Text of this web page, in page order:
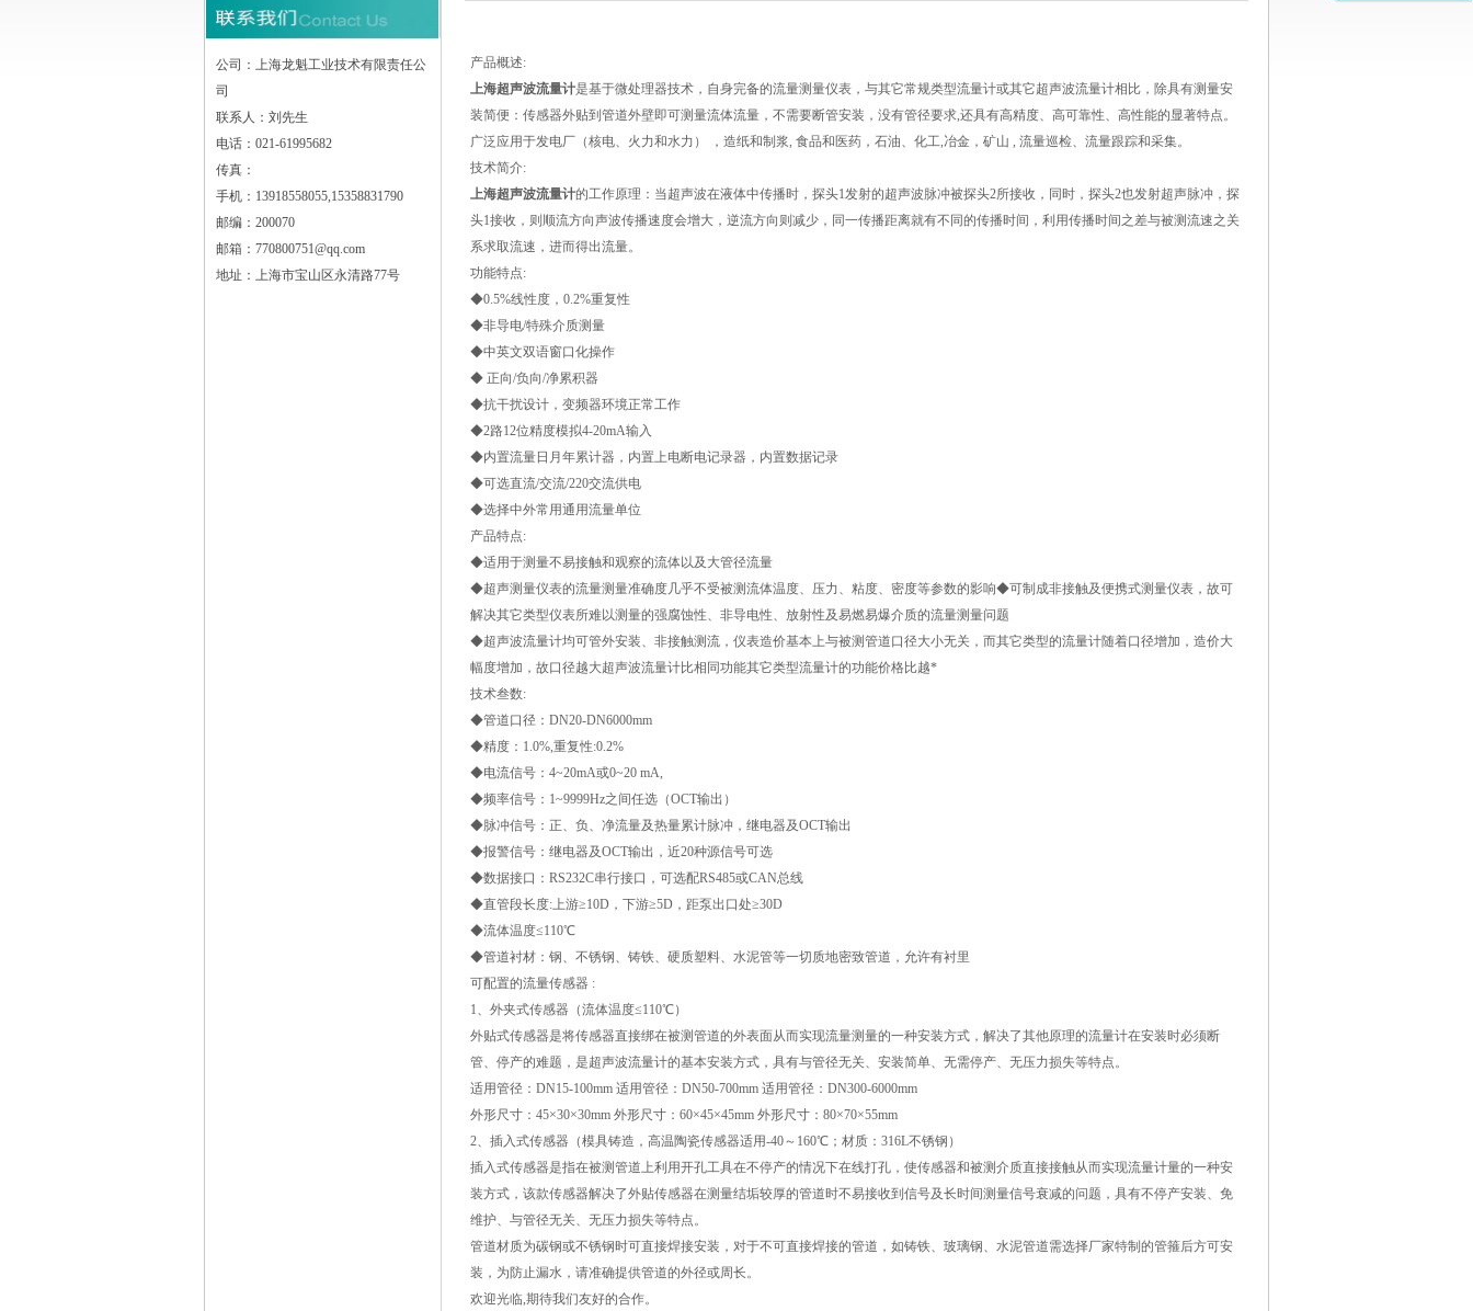
公司：上海龙魁工业技术有限责任公
司
联系人：刘先生
电话：021-61995682
传真：
手机：13918558055,15358831790
邮编：200070
邮箱：770800751@qq.com
地址：上海市宝山区永清路77号
产品概述:
上海超声波流量计是基于微处理器技术，自身完备的流量测量仪表，与其它常规类型流量计或其它超声波流量计相比，除具有测量安
装简便：传感器外贴到管道外壁即可测量流体流量，不需要断管安装，没有管径要求,还具有高精度、高可靠性、高性能的显著特点。
广泛应用于发电厂（核电、火力和水力） ，造纸和制浆, 食品和医药，石油、化工,冶金，矿山 , 流量巡检、流量跟踪和采集。
技术简介:
上海超声波流量计的工作原理：当超声波在液体中传播时，探头1发射的超声波脉冲被探头2所接收，同时，探头2也发射超声脉冲，探
头1接收，则顺流方向声波传播速度会增大，逆流方向则减少，同一传播距离就有不同的传播时间，利用传播时间之差与被测流速之关
系求取流速，进而得出流量。
功能特点:
◆0.5%线性度，0.2%重复性
◆非导电/特殊介质测量
◆中英文双语窗口化操作
◆ 正向/负向/净累积器
◆抗干扰设计，变频器环境正常工作
◆2路12位精度模拟4-20mA输入
◆内置流量日月年累计器，内置上电断电记录器，内置数据记录
◆可选直流/交流/220交流供电
◆选择中外常用通用流量单位
产品特点:
◆适用于测量不易接触和观察的流体以及大管径流量
◆超声测量仪表的流量测量准确度几乎不受被测流体温度、压力、粘度、密度等参数的影响◆可制成非接触及便携式测量仪表，故可
解决其它类型仪表所难以测量的强腐蚀性、非导电性、放射性及易燃易爆介质的流量测量问题
◆超声波流量计均可管外安装、非接触测流，仪表造价基本上与被测管道口径大小无关，而其它类型的流量计随着口径增加，造价大
幅度增加，故口径越大超声波流量计比相同功能其它类型流量计的功能价格比越*
技术叁数:
◆管道口径：DN20-DN6000mm
◆精度：1.0%,重复性:0.2%
◆电流信号：4~20mA或0~20 mA,
◆频率信号：1~9999Hz之间任选（OCT输出）
◆脉冲信号：正、负、净流量及热量累计脉冲，继电器及OCT输出
◆报警信号：继电器及OCT输出，近20种源信号可选
◆数据接口：RS232C串行接口，可选配RS485或CAN总线
◆直管段长度:上游≥10D，下游≥5D，距泵出口处≥30D
◆流体温度≤110℃
◆管道衬材：钢、不锈钢、铸铁、硬质塑料、水泥管等一切质地密致管道，允许有衬里
可配置的流量传感器 :
1、外夹式传感器（流体温度≤110℃）
外贴式传感器是将传感器直接绑在被测管道的外表面从而实现流量测量的一种安装方式，解决了其他原理的流量计在安装时必须断
管、停产的难题，是超声波流量计的基本安装方式，具有与管径无关、安装简单、无需停产、无压力损失等特点。
适用管径：DN15-100mm 适用管径：DN50-700mm 适用管径：DN300-6000mm
外形尺寸：45×30×30mm 外形尺寸：60×45×45mm 外形尺寸：80×70×55mm
2、插入式传感器（模具铸造，高温陶瓷传感器适用-40～160℃；材质：316L不锈钢）
插入式传感器是指在被测管道上利用开孔工具在不停产的情况下在线打孔，使传感器和被测介质直接接触从而实现流量计量的一种安
装方式，该款传感器解决了外贴传感器在测量结垢较厚的管道时不易接收到信号及长时间测量信号衰减的问题，具有不停产安装、免
维护、与管径无关、无压力损失等特点。
管道材质为碳钢或不锈钢时可直接焊接安装，对于不可直接焊接的管道，如铸铁、玻璃钢、水泥管道需选择厂家特制的管箍后方可安
装，为防止漏水，请准确提供管道的外径或周长。
欢迎光临,期待我们友好的合作。